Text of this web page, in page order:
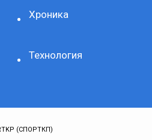
Хроника
Технология
(СПОРТКП)